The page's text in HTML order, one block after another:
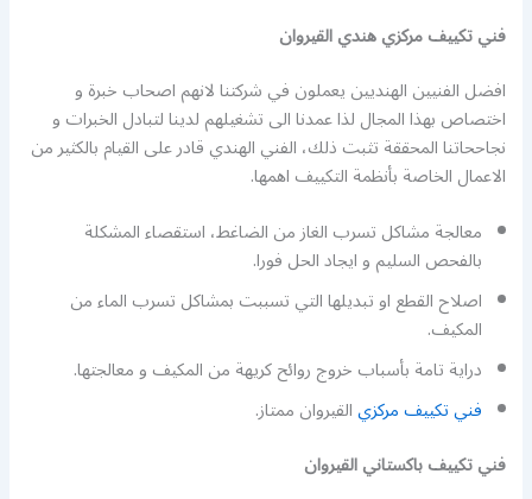
فني تكييف مركزي هندي القيروان
افضل الفنيين الهنديين يعملون في شركتنا لانهم اصحاب خبرة و
اختصاص بهذا المجال لذا عمدنا الى تشغيلهم لدينا لتبادل الخبرات و
نجاححاتنا المحققة تثبت ذلك، الفني الهندي قادر على القيام بالكثير من
الاعمال الخاصة بأنظمة التكييف اهمها.
معالجة مشاكل تسرب الغاز من الضاغط، استقصاء المشكلة
بالفحص السليم و ايجاد الحل فورا.
اصلاح القطع او تبديلها التي تسببت بمشاكل تسرب الماء من
المكيف.
دراية تامة بأسباب خروج روائح كريهة من المكيف و معالجتها.
فني تكييف مركزيالقيروان ممتاز.
فني تكييف باكستاني القيروان